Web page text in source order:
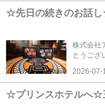
☆先日の続きのお話
株式会社
とうござ
2026-07-
☆プリンスホテルへ☆